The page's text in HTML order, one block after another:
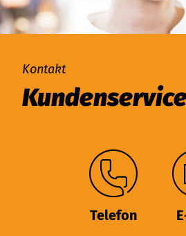
Kontakt
Telefon